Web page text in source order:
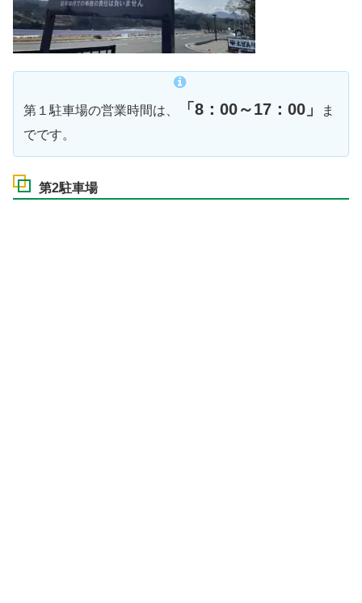
第１駐車場の営業時間は、 「8：00～17：00」
ま
でです。
第2駐車場